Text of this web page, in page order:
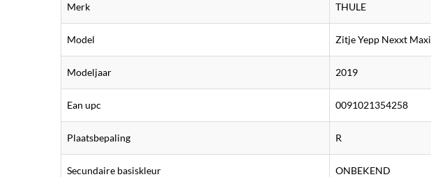
Merk THULE
Model Zitje Yepp Nexxt Maxi
Modeljaar 2019
Ean upc 0091021354258
Plaatsbepaling R
Secundaire basiskleur ONBEKEND